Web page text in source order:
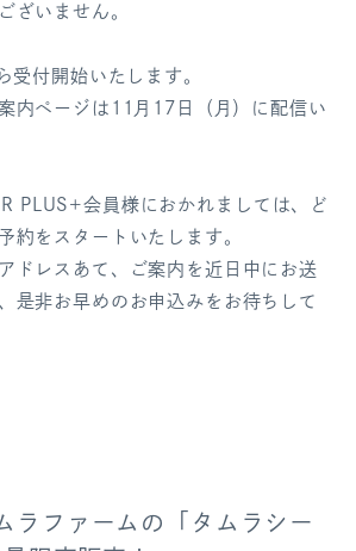
ざいません。
受付開始いたします。
内ページは11月17日（月）に配信い
PLUS+会員様におかれましては、ど
約をスタートいたします。
ドレスあて、ご案内を近日中にお送
是非お早めのお申込みをお待ちして
ラファームの「タムラシー